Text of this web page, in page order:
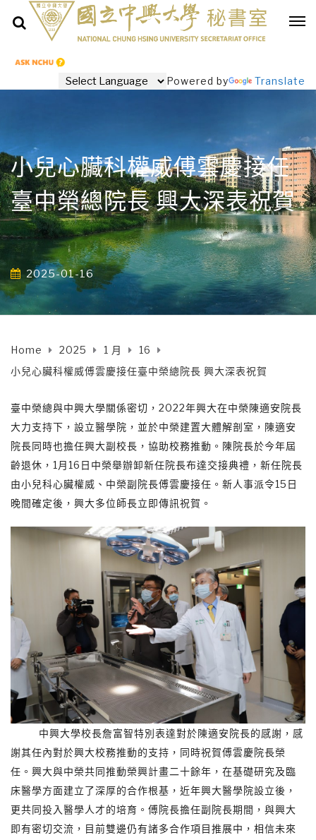
Powered by Translate
小兒心臟科權威傅雲慶接任
臺中榮總院長 興大深表祝賀
2025-01-16
Home 2025 1 月
16
小兒心臟科權威傅雲慶接任臺中榮總院長 興大深表祝賀
臺中榮總與中興大學關係密切，2022年興大在中榮陳適安院長
大力支持下，設立醫學院，並於中榮建置大體解剖室，陳適安
院長同時也擔任興大副校長，協助校務推動。陳院長於今年屆
齡退休，1月16日中榮舉辦卸新任院長布達交接典禮，新任院長
由小兒科心臟權威、中榮副院長傅雲慶接任。新人事派令15日
晚間確定後，興大多位師長立即傳訊祝賀。
中興大學校長詹富智特別表達對於陳適安院長的感謝，感
謝其任內對於興大校務推動的支持，同時祝賀傅雲慶院長榮
任。興大與中榮共同推動榮興計畫二十餘年，在基礎研究及臨
床醫學方面建立了深厚的合作根基，近年興大醫學院設立後，
更共同投入醫學人才的培育。傅院長擔任副院長期間，與興大
即有密切交流，目前雙邊仍有諸多合作項目推展中，相信未來